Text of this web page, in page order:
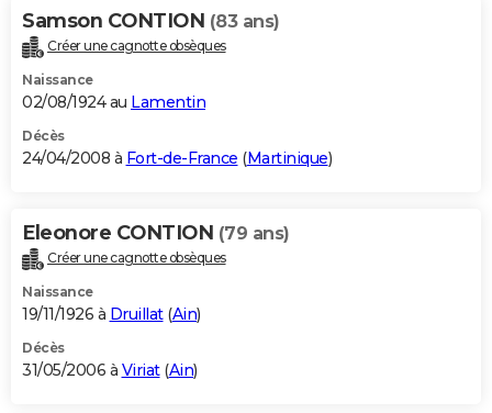
Samson CONTION (83 ans)
Créer une cagnotte obsèques
Naissance
02/08/1924 au Lamentin
Décès
24/04/2008 à Fort-de-France (Martinique)
Eleonore CONTION (79 ans)
Créer une cagnotte obsèques
Naissance
19/11/1926 à Druillat(Ain)
Décès
31/05/2006 à Viriat(Ain)